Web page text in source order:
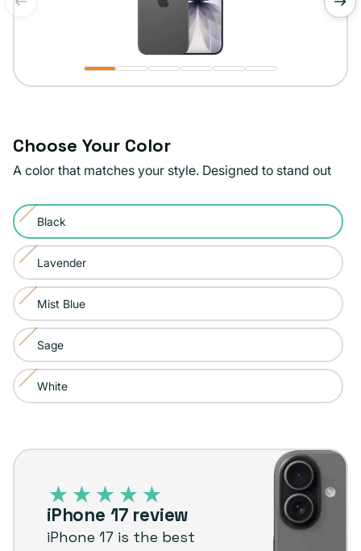
Choose Your Color
A color that matches your style. Designed to stand out
Color:
BlackBlack
Variante
agotada
o
no
disponible
Lavender
Variante
agotada
o
no
disponible
Mist Blue
Variante
agotada
o
no
disponible
Sage
Variante
agotada
o
White
Variante
disponible
iPhone
iPhone 17 review
iPhone 17 is the best